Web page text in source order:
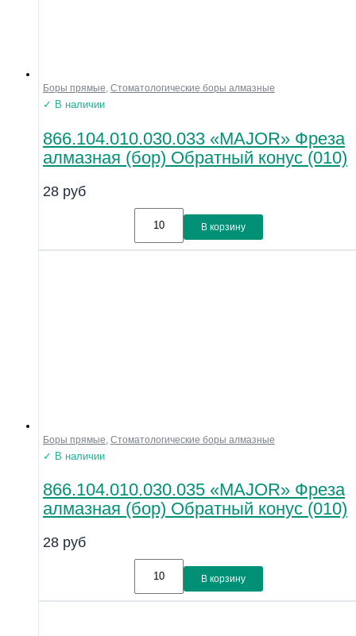
Боры прямые, Стоматологические боры алмазные
✓ В наличии
866.104.010.030.033 «MAJOR» Фреза
алмазная (бор) Обратный конус (010)
28 руб
В корзину
Боры прямые Стоматологические боры алмазные
✓ В наличии
866.104.010.030.035 «MAJOR» Фреза
алмазная (бор) Обратный конус (010)
28 руб
В корзину